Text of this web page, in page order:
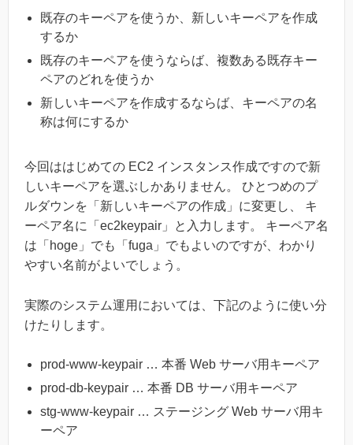
既存のキーペアを使うか、新しいキーペアを作成
するか
既存のキーペアを使うならば、複数ある既存キー
ペアのどれを使うか
新しいキーペアを作成するならば、キーペアの名
称は何にするか
今回ははじめての EC2 インスタンス作成ですので新
しいキーペアを選ぶしかありません。 ひとつめのプ
ルダウンを「新しいキーペアの作成」に変更し、 キ
ーペア名に「ec2keypair」と入力します。 キーペア名
は「hoge」でも「fuga」でもよいのですが、わかり
やすい名前がよいでしょう。
実際のシステム運用においては、下記のように使い分
けたりします。
prod-www-keypair … 本番 Web サーバ用キーペア
prod-db-keypair … 本番 DB サーバ用キーペア
stg-www-keypair … ステージング Web サーバ用キ
ーペア